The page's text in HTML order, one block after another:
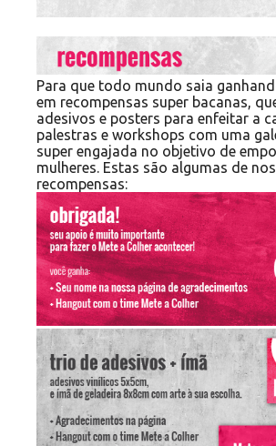
Para que todo mundo saia
em recompensas super bacanas,
adesivos e posters para enfeitar a
palestras e workshops com uma
super engajada no objetivo de
mulheres. Estas são algumas de
recompensas: